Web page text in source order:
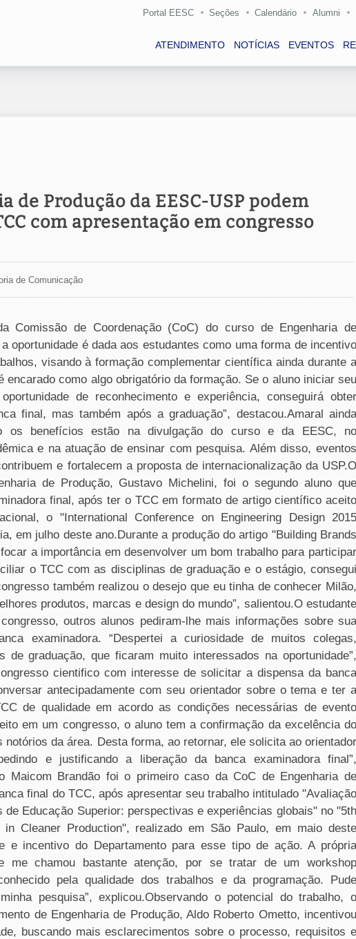
Portal EESC Seções Calendário Alumni
ATENDIMENTO NOTÍCIAS EVENTOS
de Produção da EESC-USP podem
com apresentação em congresso
de Comunicação
Comissão de Coordenação (CoC) do curso de Engenharia de
oportunidade é dada aos estudantes como uma forma de incentivo
visando à formação complementar científica ainda durante a
encarado como algo obrigatório da formação. Se o aluno iniciar seu
de reconhecimento e experiência, conseguirá obter
final, mas também após a graduação”, destacou.Amaral ainda
os benefícios estão na divulgação do curso e da EESC, no
e na atuação de ensinar com pesquisa. Além disso, eventos
e fortalecem a proposta de internacionalização da USP.O
de Produção, Gustavo Michelini, foi o segundo aluno que
final, após ter o TCC em formato de artigo científico aceito
o "International Conference on Engineering Design 2015
em julho deste ano.Durante a produção do artigo "Building Brands
a importância em desenvolver um bom trabalho para participar
o TCC com as disciplinas de graduação e o estágio, consegui
também realizou o desejo que eu tinha de conhecer Milão,
produtos, marcas e design do mundo”, salientou.O estudante
outros alunos pediram-lhe mais informações sobre sua
examinadora. “Despertei a curiosidade de muitos colegas,
de graduação, que ficaram muito interessados na oportunidade”,
cientifico com interesse de solicitar a dispensa da banca
antecipadamente com seu orientador sobre o tema e ter a
de qualidade em acordo as condições necessárias de evento
em um congresso, o aluno tem a confirmação da excelência do
da área. Desta forma, ao retornar, ele solicita ao orientador
e justificando a liberação da banca examinadora final”,
Maicom Brandão foi o primeiro caso da CoC de Engenharia de
final do TCC, após apresentar seu trabalho intitulado "Avaliação
Educação Superior: perspectivas e experiências globais" no "5th
in Cleaner Production", realizado em São Paulo, em maio deste
e incentivo do Departamento para esse tipo de ação. A própria
me chamou bastante atenção, por se tratar de um workshop
pela qualidade dos trabalhos e da programação. Pude
pesquisa”, explicou.Observando o potencial do trabalho, o
de Engenharia de Produção, Aldo Roberto Ometto, incentivou
buscando mais esclarecimentos sobre o processo, requisitos e